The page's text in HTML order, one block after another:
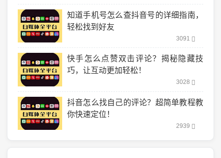
知道手机号怎么查抖音号的详细指南，
轻松找到好友
3091
快手怎么点赞双击评论？揭秘隐藏技
巧，让互动更加轻松！
3028
抖音怎么找自己的评论？超简单教程教
你快速定位！
2939